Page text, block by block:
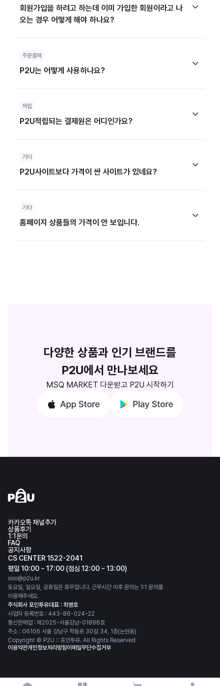
카카오톡 채널추가
상품후기
1:1문의
FAQ
공지사항
CS CENTER 1522-2041
평일 10:00 ~ 17:00 (점심 12:00 ~ 13:00)
soo@p2u.kr
토요일, 일요일, 공휴일은 휴무입니다. 근무시간 이후 문의는 1:1 문의를
이용해주세요.
주식회사 포인투유대표 : 최병호
사업자 등록번호 : 443-86-024-22
통신판매업 : 제2025-서울강남-01896호
주소 : 06106 서울 강남구 학동로 30길 34, 1층(논현동)
Copyright © P2U :: 포인투유. All Rights Reserved
이용약관개인정보처리방침이메일무단수집거부